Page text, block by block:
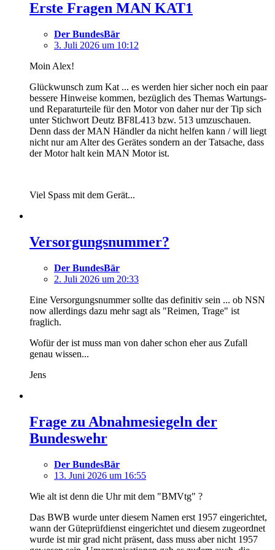
Erste Fragen MAN KAT1
Der BundesBär
3. Juli 2026 um 10:12
Moin Alex!
Glückwunsch zum Kat ... es werden hier sicher noch ein paar
bessere Hinweise kommen, bezüglich des Themas Wartungs-
und Reparaturteile für den Motor von daher nur der Tip sich
unter Stichwort Deutz BF8L413 bzw. 513 umzuschauen.
Denn dass der MAN Händler da nicht helfen kann / will liegt
nicht nur am Alter des Gerätes sondern an der Tatsache, dass
der Motor halt kein MAN Motor ist.
Viel Spass mit dem Gerät...
Versorgungsnummer?
Der BundesBär
2. Juli 2026 um 20:33
Eine Versorgungsnummer sollte das definitiv sein ... ob NSN
now allerdings dazu mehr sagt als "Reimen, Trage" ist
fraglich.
Wofür der ist muss man von daher schon eher aus Zufall
genau wissen...
Jens
Frage zu Abnahmesiegeln der
Bundeswehr
Der BundesBär
13. Juni 2026 um 16:55
Wie alt ist denn die Uhr mit dem "BMVtg" ?
Das BWB wurde unter diesem Namen erst 1957 eingerichtet,
wann der Güteprüfdienst eingerichtet und diesem zugeordnet
wurde ist mir grad nicht präsent, dass muss aber nicht 1957